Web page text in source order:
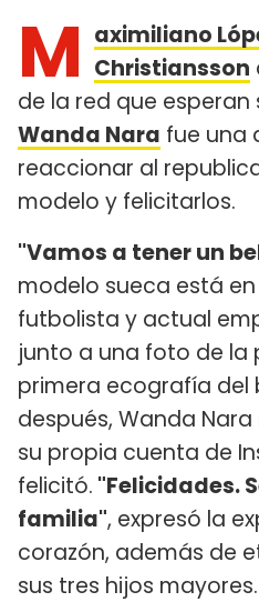
M aximiliano
Christiansson
de la red que esperan
Wanda Nara fue una
reaccionar al
modelo y felicitarlos.
"Vamos a tener un
modelo sueca está
futbolista y actual
junto a una foto de la
primera ecografía del
después, Wanda
su propia cuenta de
felicitó. "Felicidades.
familia", expresó la
corazón, además de
sus tres hijos mayores.